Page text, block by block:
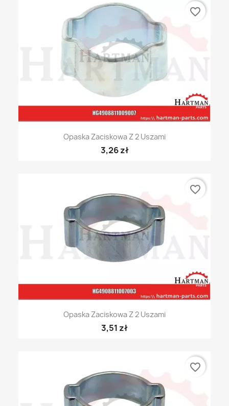
Opaska Zaciskowa Z 2 Uszami
3,26 zł
favorite_border
Opaska Zaciskowa Z 2 Uszami
3,51 zł
favorite_border
favorite_border